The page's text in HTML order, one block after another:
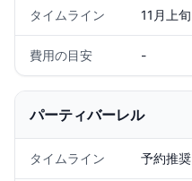
タイムライン 11月上旬
費用の目安 -
パーティバーレル
タイムライン 予約推奨